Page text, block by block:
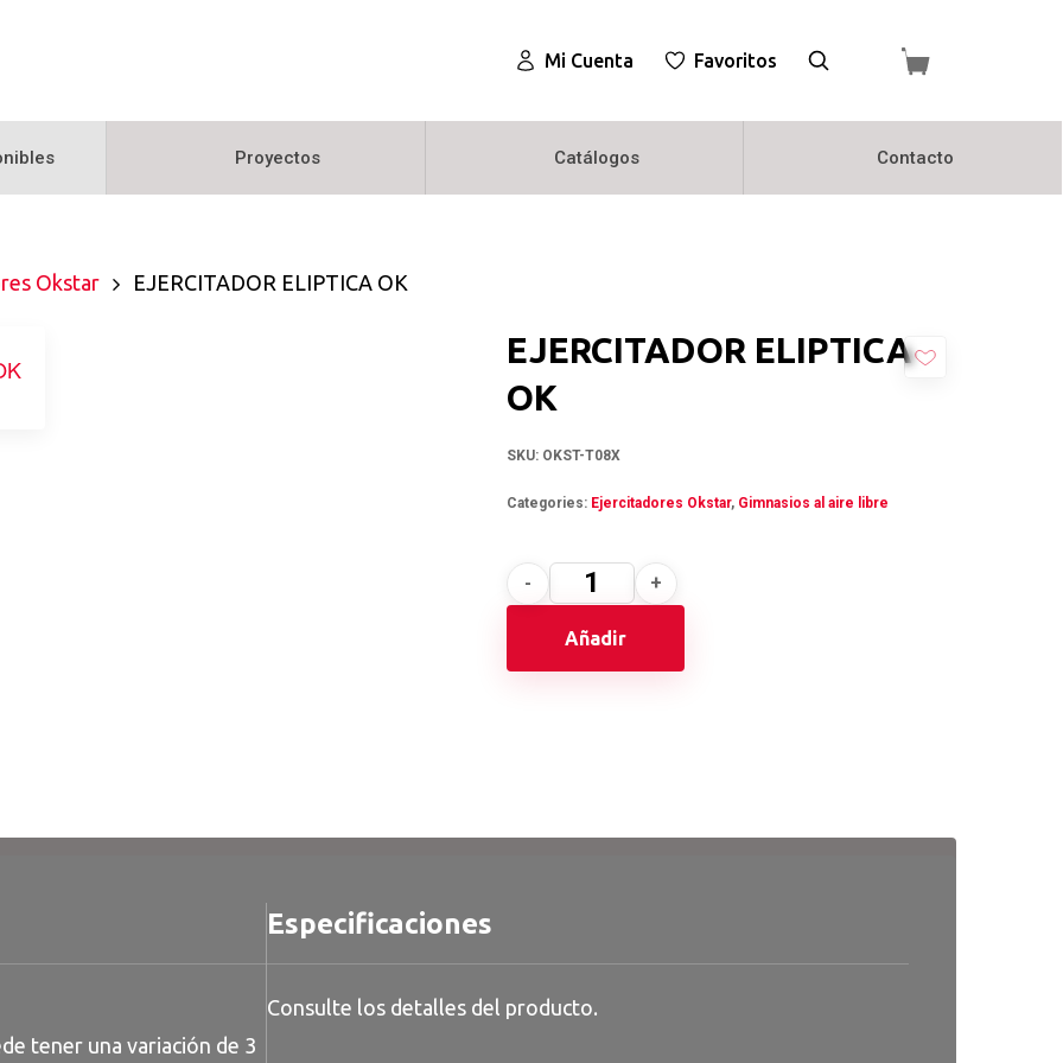
Mi Cuenta Favoritos
Proyectos Catálogos Contacto
Okstar EJERCITADOR ELIPTICA OK
EJERCITADOR ELIPTICA
OK
SKU: OKST-T08X
Categories: Ejercitadores Okstar, Gimnasios al aire libre
Añadir
tener una variación de 3
Especificaciones
Consulte los detalles del producto.